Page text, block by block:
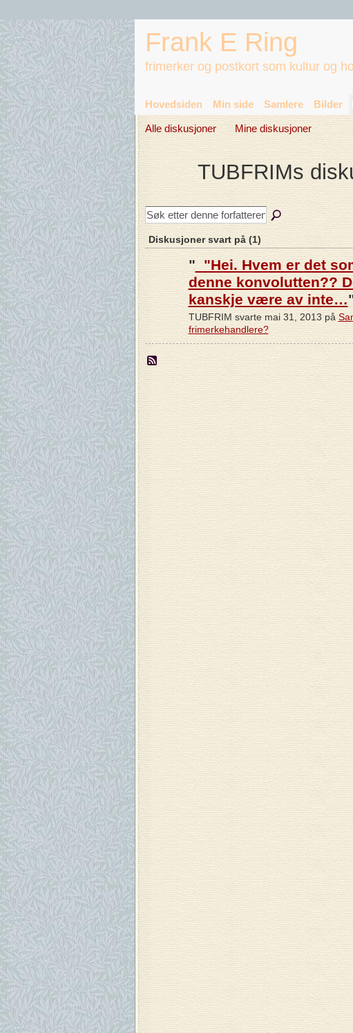
Frank E Ring
frimerker og postkort som kultur og
Hovedsiden Min side Samlere Bilder
Alle diskusjoner Mine diskusjoner
TUBFRIMs
Diskusjoner svart på (1)
" "Hei. Hvem er det
denne konvolutten??
kanskje være av inte…
TUBFRIM svarte mai 31, 2013 på
frimerkehandlere?